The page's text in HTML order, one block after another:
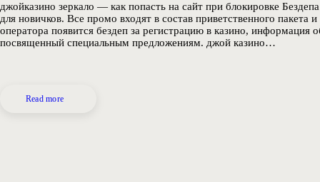
джойказино зеркало — как попасть на сайт при блокировке
для новичков. Все промо входят в состав приветственного пакета
оператора появится бездеп за регистрацию в казино, информация
посвященный специальным предложениям. джой казино…
Read more